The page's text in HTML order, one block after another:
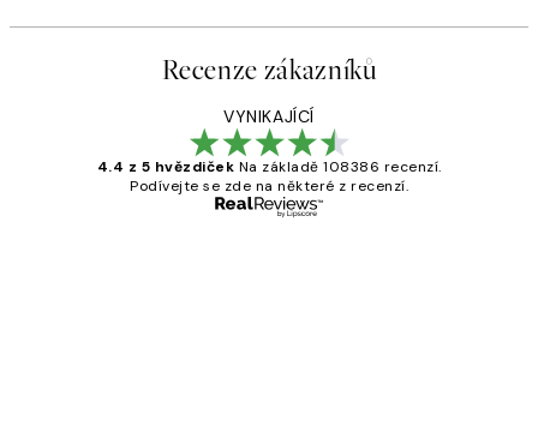
Recenze zákazníků
VYNIKAJÍCÍ
4.4 z 5 hvězdiček Na základě 108386 recenzí.
Podívejte se zde na některé z recenzí.